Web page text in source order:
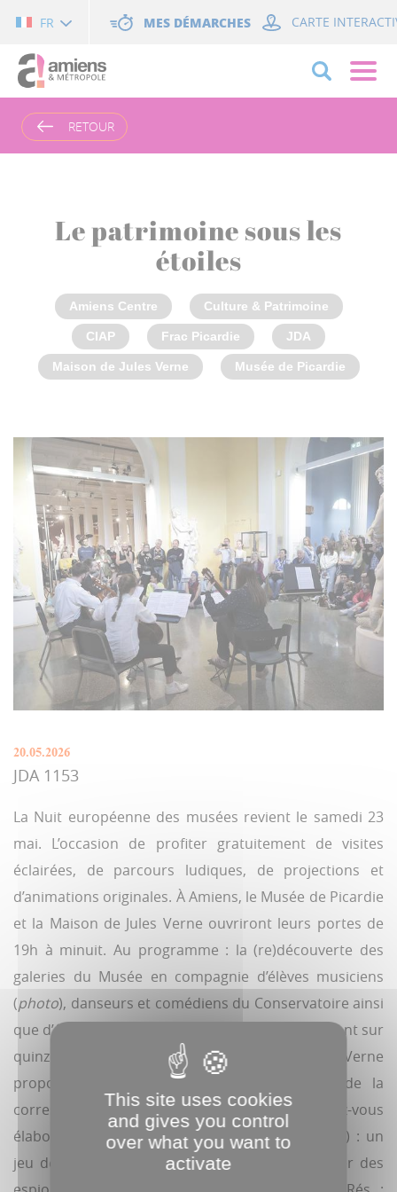
FR MES DÉMARCHES CARTE
RETOUR
Le patrimoine sous les
étoiles
Amiens Centre Culture & Patrimoine
CIAP Frac Picardie JDA
Maison de Jules Verne Musée de Picardie
20.05.2026
JDA 1153
La Nuit européenne des musées revient le samedi 23
mai. L’occasion de profiter gratuitement de visites
éclairées, de parcours ludiques, de projections et
d’animations originales. À Amiens, le Musée de Picardie
et la Maison de Jules Verne ouvriront leurs portes de
19h à minuit. Au programme : la (re)découverte des
galeries du Musée en compagnie d’élèves musiciens
(photo), danseurs et comédiens du Conservatoire ainsi
que d’étudiants en histoire de l’art qui s’attarderont sur
quinze œuvres majeures. La Maison de Jules Verne
proposera un marathon de lecture autour de la
correspondance de l’écrivain. Autre rendez-vous
élaboré par le Ciap (place Notre-Dame, dès 18h) : un
jeu de rôle durant lequel il s’agira de démasquer des
This site uses cookies
and gives you control
over what you want to
activate